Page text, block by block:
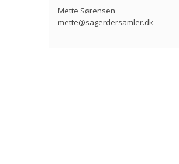
Mette Sørensen
mette@sagerdersamler.dk